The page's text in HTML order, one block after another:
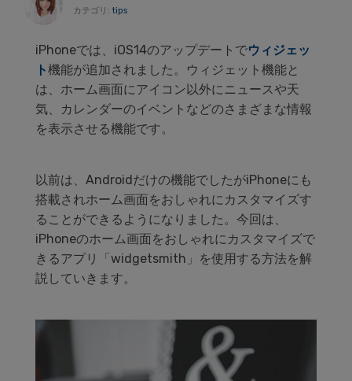
カテゴリ: tips
iPhoneでは、iOS14のアップデートでウィジェッ
ト機能が追加されました。ウィジェット機能と
は、ホーム画面にアイコン以外にニュースや天
気、カレンダーのイベントなどのさまざまな情報
を表示させる機能です。
以前は、Androidだけの機能でしたがiPhoneにも
搭載されホーム画面をおしゃれにカスタマイズす
ることができるようになりました。今回は、
iPhoneのホーム画面をおしゃれにカスタマイズで
きるアプリ「widgetsmith」を使用する方法を解
説していきます。